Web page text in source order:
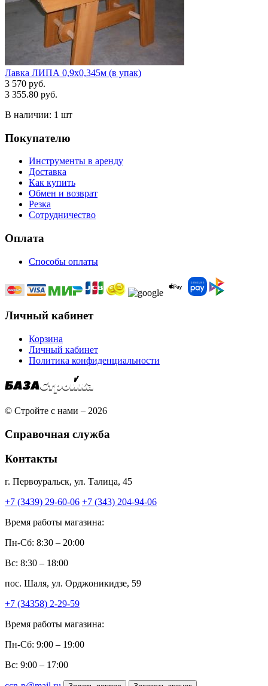
Лавка ЛИПА 0,9х0,345м (в упак)
3 570 руб.
3 355.80 руб.
В наличии: 1 шт
Покупателю
Инструменты в аренду
Доставка
Как купить
Обмен и возврат
Резка
Сотрудничество
Оплата
Способы оплаты
Личный кабинет
Корзина
Личный кабинет
Политика конфиденциальности
© Стройте с нами – 2026
Справочная служба
Контакты
г. Первоуральск, ул. Талица, 45
+7 (3439) 29-60-06 +7 (343) 204-94-06
Время работы магазина:
Пн-Сб: 8:30 – 20:00
Вс: 8:30 – 18:00
пос. Шаля, ул. Орджоникидзе, 59
+7 (34358) 2-29-59
Время работы магазина:
Пн-Сб: 9:00 – 19:00
Вс: 9:00 – 17:00